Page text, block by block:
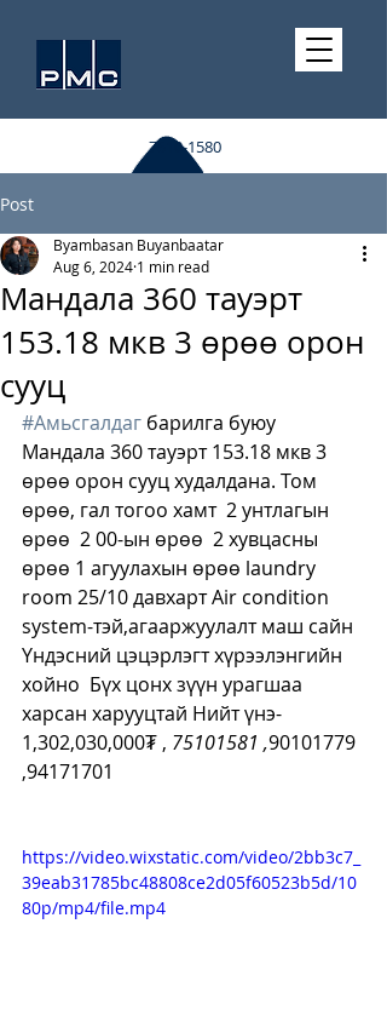
7510-1580
Post
Мандала 360 тауэрт
153.18 мкв 3 өрөө орон
сууц
Byambasan Buyanbaatar
Aug 6, 2024 1 min read
#Амьсгалдаг барилга буюу
Мандала 360 тауэрт 153.18 мкв 3
өрөө орон сууц худалдана. Том
өрөө, гал тогоо хамт  2 унтлагын
өрөө  2 00-ын өрөө  2 хувцасны
өрөө 1 агуулахын өрөө laundry
room 25/10 давхарт Air condition
system-тэй,агааржуулалт маш сайн
Үндэсний цэцэрлэгт хүрээлэнгийн
хойно  Бүх цонх зүүн урагшаа
харсан харууцтай Нийт үнэ-
1,302,030,000₮ , 75101581 ,90101779
,94171701
https://video.wixstatic.com/video/2bb3c7_
39eab31785bc48808ce2d05f60523b5d/10
80p/mp4/file.mp4